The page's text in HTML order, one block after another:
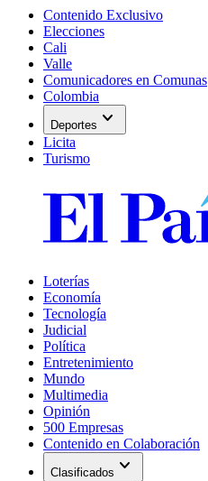
Contenido Exclusivo
Elecciones
Cali
Valle
Comunicadores en Comunas
Colombia
Deportes expand_more
Licita
Turismo
Loterías
Economía
Tecnología
Judicial
Política
Entretenimiento
Mundo
Multimedia
Opinión
500 Empresas
Contenido en Colaboración
Clasificados expand_more